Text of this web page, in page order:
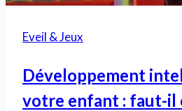
Eveil & Jeux
Développement
votre enfant : faut-il